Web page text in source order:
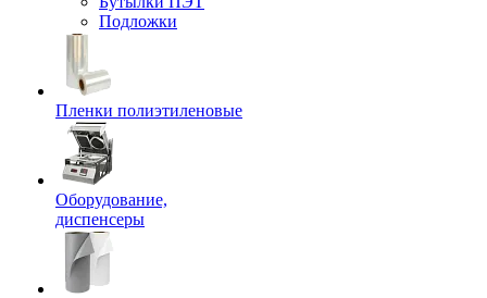
Подложки
Пленки полиэтиленовые
Оборудование,
диспенсеры